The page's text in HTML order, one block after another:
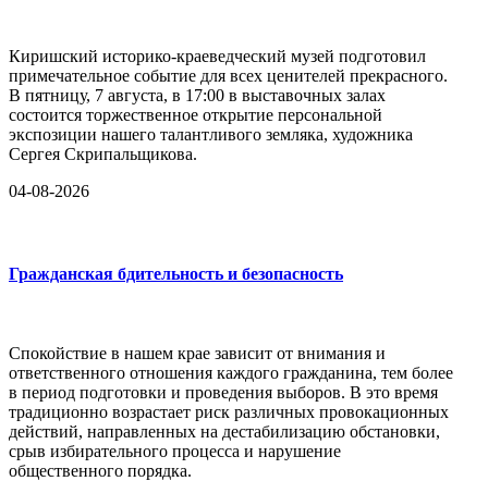
Киришский историко-краеведческий музей подготовил
примечательное событие для всех ценителей прекрасного.
В пятницу, 7 августа, в 17:00 в выставочных залах
состоится торжественное открытие персональной
экспозиции нашего талантливого земляка, художника
Сергея Скрипальщикова.
04-08-2026
Гражданская бдительность и безопасность
Спокойствие в нашем крае зависит от внимания и
ответственного отношения каждого гражданина, тем более
в период подготовки и проведения выборов. В это время
традиционно возрастает риск различных провокационных
действий, направленных на дестабилизацию обстановки,
срыв избирательного процесса и нарушение
общественного порядка.